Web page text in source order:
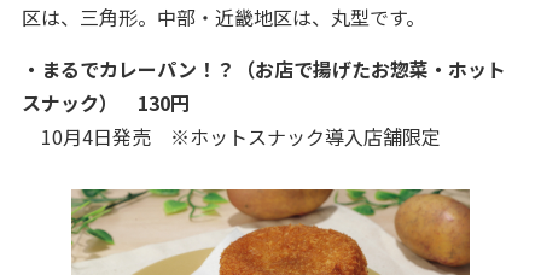
区は、三角形。中部・近畿地区は、丸型です。
・まるでカレーパン！？（お店で揚げたお惣菜・ホット
スナック） 130円
10月4日発売 ※ホットスナック導入店舗限定